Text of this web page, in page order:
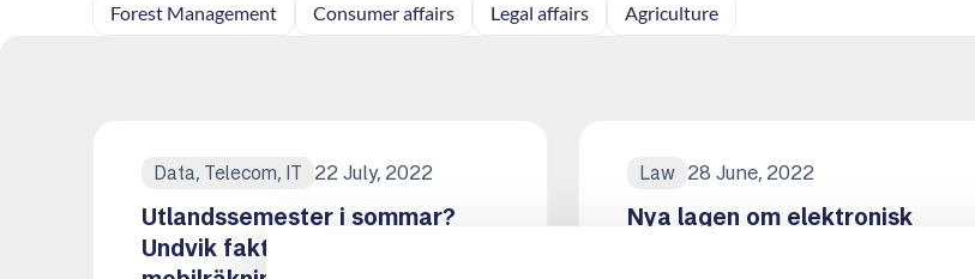
Forest Management
Consumer affairs Legal affairs Agriculture
Data, Telecom, IT 22 July, 2022
Utlandssemester i sommar?
Undvik fakturachock på
Law 28 June, 2022
Nya lagen om elektronisk